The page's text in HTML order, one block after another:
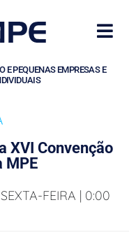
E PEQUENAS EMPRESAS E
XVI Convenção
MPE
FEIRA | 0:00